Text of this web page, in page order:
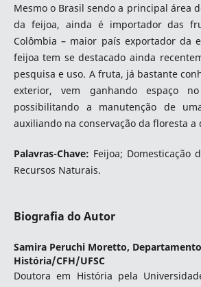
Mesmo o Brasil sendo a principal área
da feijoa, ainda é importador das
Colômbia – maior país exportador da
feijoa tem se destacado ainda
pesquisa e uso. A fruta, já bastante
exterior, vem ganhando espaço
possibilitando a manutenção de
auxiliando na conservação da floresta a
Palavras-Chave: Feijoa; Domesticação
Recursos Naturais.
Biografia do Autor
Samira Peruchi Moretto,
História/CFH/UFSC
Doutora em História pela